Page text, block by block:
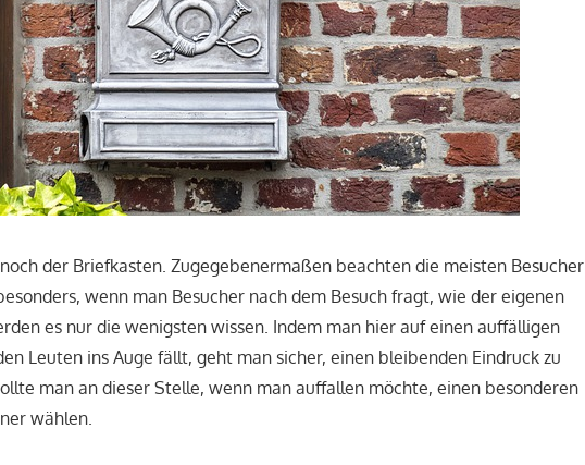
der Briefkasten. Zugegebenermaßen beachten die meisten Besucher
wenn man Besucher nach dem Besuch fragt, wie der eigenen
es nur die wenigsten wissen. Indem man hier auf einen auffälligen
Leuten ins Auge fällt, geht man sicher, einen bleibenden Eindruck zu
man an dieser Stelle, wenn man auffallen möchte, einen besonderen
wählen.